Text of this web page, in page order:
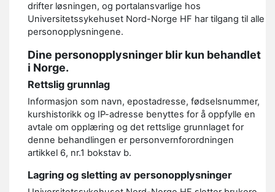
drifter løsningen, og portalansvarlige hos
Universitetssykehuset Nord-Norge HF har tilgang til alle
personopplysningene.
Dine personopplysninger blir kun behandlet
i Norge.
Rettslig grunnlag
Informasjon som navn, epostadresse, fødselsnummer,
kurshistorikk og IP-adresse benyttes for å oppfylle en
avtale om opplæring og det rettslige grunnlaget for
denne behandlingen er personvernforordningen
artikkel 6, nr.1 bokstav b.
Lagring og sletting av personopplysninger